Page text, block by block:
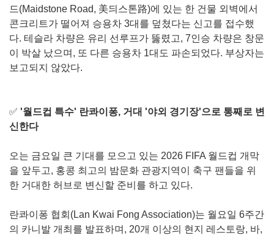
드(Maidstone Road, 美듸스톤路)에 있는 한 건물 외벽에서
콘크리트가 떨어져 승용차 3대를 덮쳤다는 신고를 접수했
다. 테슬라 차량은 유리 선루프가 뚫렸고, 7인승 차량은 창문
이 박살 났으며, 또 다른 승용차 1대도 파손되었다. 부상자는
보고되지 않았다.
✅ '월드컵 특수' 란콰이퐁, 거대 '야외 경기장'으로 통째로 변
신한다
오는 금요일 큰 기대를 모으고 있는 2026 FIFA 월드컵 개막
을 앞두고, 홍콩 최고의 밤문화 관광지역이 축구 팬들을 위
한 거대한 허브로 변신할 준비를 하고 있다.
란콰이퐁 협회(Lan Kwai Fong Association)는 월요일 6주간
의 카니발 개최를 발표하며, 20개 이상의 현지 레스토랑, 바,